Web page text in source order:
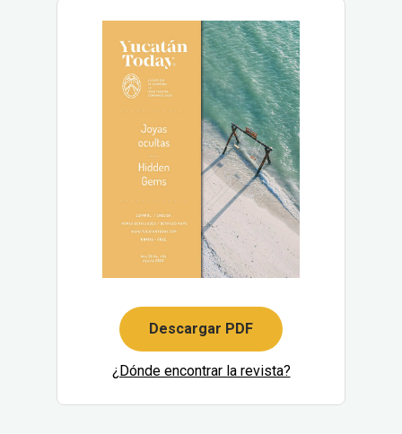
Descargar PDF
¿Dónde encontrar la revista?